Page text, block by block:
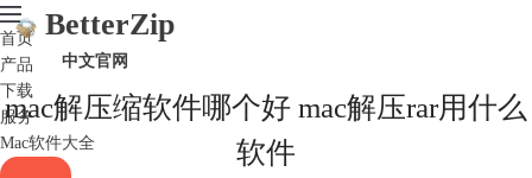
BetterZip
中文官网
首页
产品
下载
服务
Mac软件大全
mac解压缩软件哪个好 mac解压rar用什么
软件